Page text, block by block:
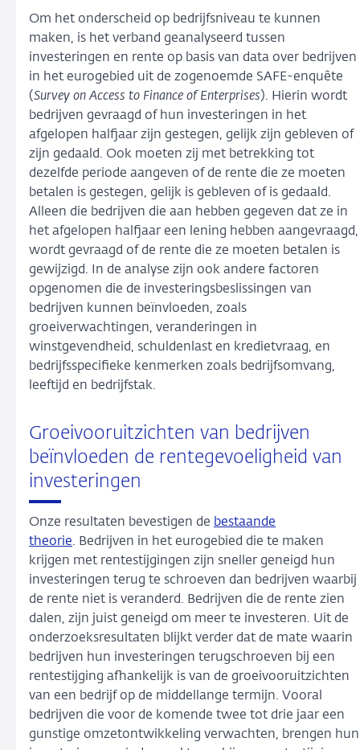
Om het onderscheid op bedrijfsniveau te kunnen
maken, is het verband geanalyseerd tussen
investeringen en rente op basis van data over bedrijven
in het eurogebied uit de zogenoemde SAFE-enquête
(Survey on Access to Finance of Enterprises). Hierin wordt
bedrijven gevraagd of hun investeringen in het
afgelopen halfjaar zijn gestegen, gelijk zijn gebleven of
zijn gedaald. Ook moeten zij met betrekking tot
dezelfde periode aangeven of de rente die ze moeten
betalen is gestegen, gelijk is gebleven of is gedaald.
Alleen die bedrijven die aan hebben gegeven dat ze in
het afgelopen halfjaar een lening hebben aangevraagd,
wordt gevraagd of de rente die ze moeten betalen is
gewijzigd. In de analyse zijn ook andere factoren
opgenomen die de investeringsbeslissingen van
bedrijven kunnen beïnvloeden, zoals
groeiverwachtingen, veranderingen in
winstgevendheid, schuldenlast en kredietvraag, en
bedrijfsspecifieke kenmerken zoals bedrijfsomvang,
leeftijd en bedrijfstak.
Groeivooruitzichten van bedrijven
beïnvloeden de rentegevoeligheid van
investeringen
Onze resultaten bevestigen de bestaande
theorie. Bedrijven in het eurogebied die te maken
krijgen met rentestijgingen zijn sneller geneigd hun
investeringen terug te schroeven dan bedrijven waarbij
de rente niet is veranderd. Bedrijven die de rente zien
dalen, zijn juist geneigd om meer te investeren. Uit de
onderzoeksresultaten blijkt verder dat de mate waarin
bedrijven hun investeringen terugschroeven bij een
rentestijging afhankelijk is van de groeivooruitzichten
van een bedrijf op de middellange termijn. Vooral
bedrijven die voor de komende twee tot drie jaar een
gunstige omzetontwikkeling verwachten, brengen hun